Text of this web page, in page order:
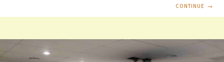
formulações matemáticas complexas, para analisar,
mensurar e comprovar os fenômenos físicos e tirar deles
ciência da natureza, a Física é a base para todas as outras
ciências, dando fundamentação para entendermos como
funcionam as coisas no nosso Planeta e no Universo,
CONTINUE →